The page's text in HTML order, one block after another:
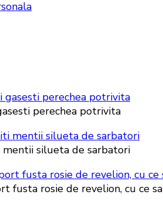
perechea potrivita
silueta de sarbatori
fusta rosie de revelion, cu ce